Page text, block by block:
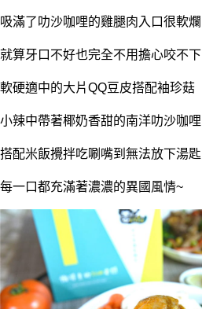
吸滿了叻沙咖哩的雞腿肉入口很軟爛
就算牙口不好也完全不用擔心咬不下
軟硬適中的大片QQ豆皮搭配袖珍菇
小辣中帶著椰奶香甜的南洋叻沙咖哩
搭配米飯攪拌吃唰嘴到無法放下湯匙
每一口都充滿著濃濃的異國風情~